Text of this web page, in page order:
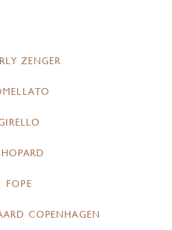
ZENGER
FOPE
COPENHAGEN